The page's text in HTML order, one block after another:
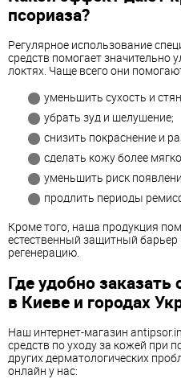
псориаза?
Регулярное использование
средств помогает значительно
локтях. Чаще всего они
уменьшить сухость и
убрать зуд и шелушение;
снизить покраснение и
сделать кожу более
уменьшить риск
продлить периоды
Кроме того, наша продукция
естественный защитный барьер
регенерацию.
Где удобно заказать
в Киеве и городах
Наш интернет-магазин
средств по уходу за кожей при
других дерматологических
онлайн у нас: